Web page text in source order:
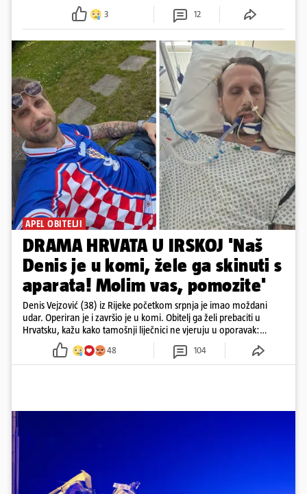
3 12
APEL OBITELJI
DRAMA HRVATA U IRSKOJ 'Naš
Denis je u komi, žele ga skinuti s
aparata! Molim vas, pomozite'
Denis Vejzović (38) iz Rijeke početkom srpnja je imao moždani
udar. Operiran je i završio je u komi. Obitelj ga želi prebaciti u
Hrvatsku, kažu kako tamošnji liječnici ne vjeruju u oporavak:
'Imamo 72 sata'
48 104